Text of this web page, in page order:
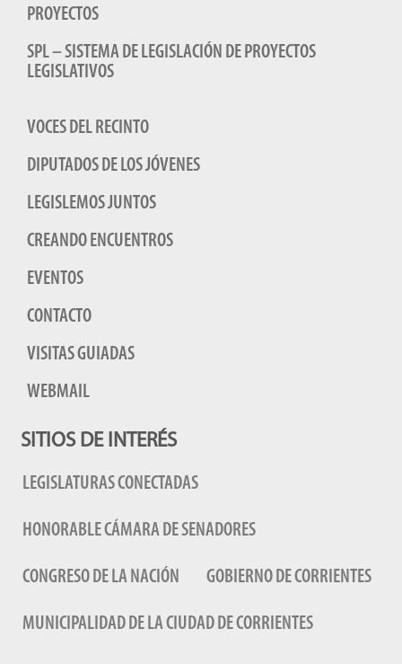
PROYECTOS
SPL – SISTEMA DE LEGISLACIÓN DE PROYECTOS
LEGISLATIVOS
VOCES DEL RECINTO
DIPUTADOS DE LOS JÓVENES
LEGISLEMOS JUNTOS
CREANDO ENCUENTROS
EVENTOS
CONTACTO
VISITAS GUIADAS
WEBMAIL
SITIOS DE INTERÉS
LEGISLATURAS CONECTADAS
HONORABLE CÁMARA DE SENADORES
CONGRESO DE LA NACIÓN GOBIERNO DE CORRIENTES
MUNICIPALIDAD DE LA CIUDAD DE CORRIENTES